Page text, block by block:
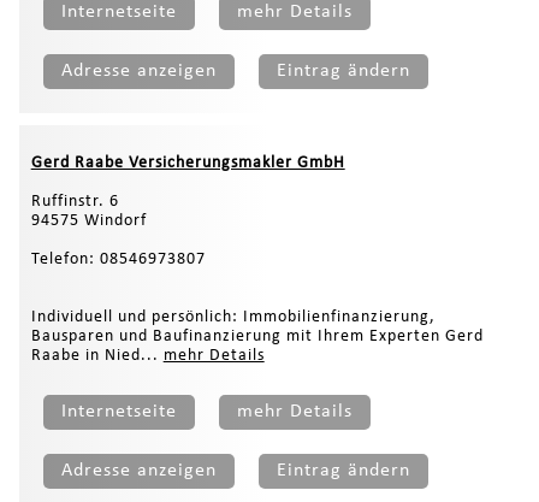
Internetseite mehr Details
Adresse anzeigen Eintrag ändern
Gerd Raabe Versicherungsmakler GmbH
Ruffinstr. 6
94575 Windorf
Telefon: 08546973807
Individuell und persönlich: Immobilienfinanzierung,
Bausparen und Baufinanzierung mit Ihrem Experten Gerd
Raabe in Nied... mehr Details
Internetseite mehr Details
Adresse anzeigen Eintrag ändern